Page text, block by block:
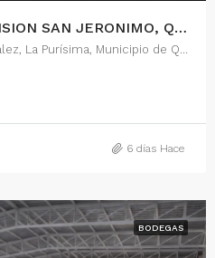
VENTA DE CASA EN MISION SAN JERONIMO, QUERETARO
Delegación Epigmenio González, La Purísima, Municipio de Querétaro, Querétaro, 76146, México
6 días Hace
BODEGAS